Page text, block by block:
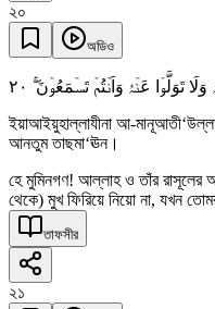
২০
অডিও
تَوَلَّوۡا عَنۡہُ وَاَنۡتُمۡ تَسۡمَعُوۡنَ
٢۰
ইয়াআইয়ুহাল্লাযীনা আ-
আনতুম তাছমা‘ঊন।
হে মুমিনগণ! আল্লাহ ও তাঁর
থেকে) মুখ ফিরিয়ে নিয়ো না, যখন
তাফসীর
২১